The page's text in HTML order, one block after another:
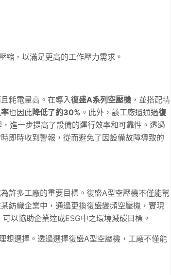
縮，以滿足更高的工作壓力需求。
耗電量高。在導入復盛A系列空壓機 ，並搭配精
也因此降低了約30% 。此外，該工廠還通過復
進一步提高了設備的運行效率和可靠性。透過
即時收到警報，從而避免了因設備故障導致的
許多工廠的重要目標。復盛A型空壓機不僅能幫
紡織企業中，通過更換復盛變頻空壓機，實現
以協助企業達成ESG中之環境減碳目標。
想選擇。透過選擇復盛A型空壓機，工廠不僅能